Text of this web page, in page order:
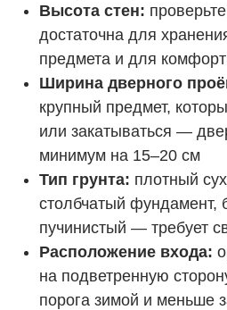
Высота стен:
достаточна для
предмета и для
Ширина дверного
крупный предмет,
или закатываться —
минимум на 15–20 см
Тип грунта: плотный
столбчатый фундамент,
пучинистый — требует
Расположение входа:
на подветренную
порога зимой и меньше